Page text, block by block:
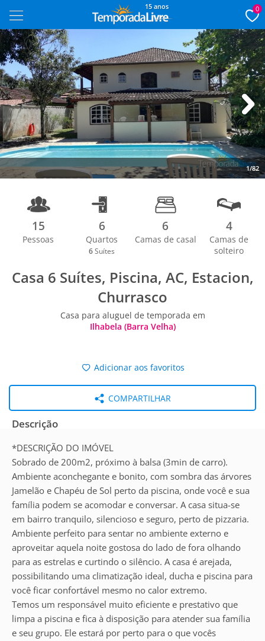
15 anos 0
1/82
Next
15
Pessoas
6
Quartos
6 Suítes
6
Camas de casal
4
Camas de
solteiro
Casa 6 Suítes, Piscina, AC, Estacion,
Churrasco
Casa para aluguel de temporada em
Ilhabela (Barra Velha)
Adicionar aos favoritos
COMPARTILHAR
Descrição
*DESCRIÇÃO DO IMÓVEL
Sobrado de 200m2, próximo à balsa (3min de carro).
Ambiente aconchegante e bonito, com sombra das árvores
Jamelão e Chapéu de Sol perto da piscina, onde você e sua
família podem se acomodar e conversar. A casa situa-se
em bairro tranquilo, silencioso e seguro, perto de pizzaria.
Ambiente perfeito para sentar no ambiente externo e
aproveitar aquela noite gostosa do lado de fora olhando
para as estrelas e curtindo o silêncio. A casa é arejada,
possibilitando uma climatização ideal, ducha e piscina para
você ficar confortável mesmo no calor extremo.
Temos um responsável muito eficiente e prestativo que
limpa a piscina e fica à disposição para atender sua família
e seu grupo. Ele estará por perto para o que vocês